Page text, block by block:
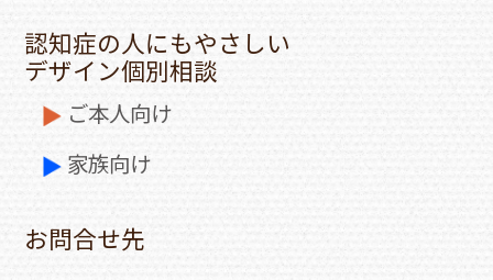
認知症の人にもやさしい
デザイン個別相談
ご本人向け
家族向け
お問合せ先